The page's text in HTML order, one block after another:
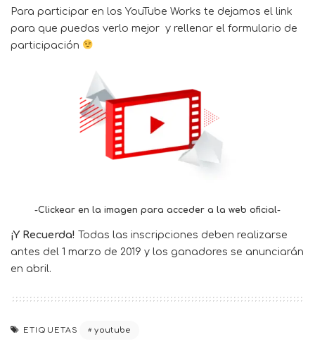
Para participar en los YouTube Works te dejamos el link
para que puedas verlo mejor y rellenar el formulario de
participación
-Clickear en la imagen para acceder a la web oficial-
¡Y Recuerda! Todas las inscripciones deben realizarse
antes del 1 marzo de 2019 y los ganadores se anunciarán
en abril.
ETIQUETAS youtube